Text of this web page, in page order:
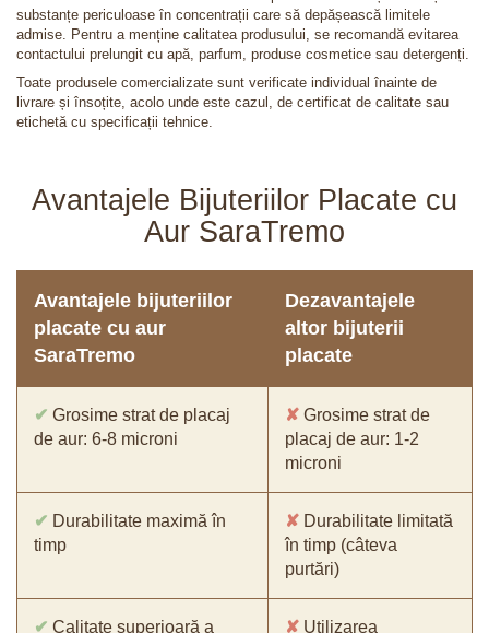
substanțe periculoase în concentrații care să depășească limitele
admise. Pentru a menține calitatea produsului, se recomandă evitarea
contactului prelungit cu apă, parfum, produse cosmetice sau detergenți.
Toate produsele comercializate sunt verificate individual înainte de
livrare și însoțite, acolo unde este cazul, de certificat de calitate sau
etichetă cu specificații tehnice.
Avantajele Bijuteriilor Placate cu
Aur SaraTremo
Avantajele bijuteriilor
placate cu aur
SaraTremo
Dezavantajele
altor bijuterii
placate
✔ Grosime strat de placaj
de aur: 6-8 microni
✘ Grosime strat de
placaj de aur: 1-2
microni
✔ Durabilitate maximă în
timp
✘ Durabilitate limitată
în timp (câteva
purtări)
✔ Calitate superioară a
✘ Utilizarea